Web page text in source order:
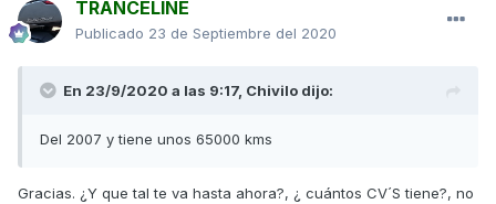
TRANCELINE
Publicado 23 de Septiembre del 2020
En 23/9/2020 a las 9:17, Chivilo dijo:
Del 2007 y tiene unos 65000 kms
Gracias. ¿Y que tal te va hasta ahora?, ¿ cuántos CV´S tiene?, no